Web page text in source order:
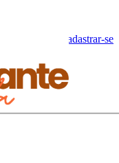
Cadastrar-se